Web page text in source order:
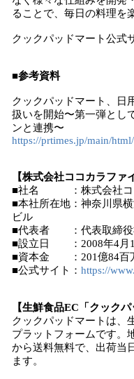
ることで、毎日の料理を
クックパッドマート公式
■参考資料
クックパッドマート、日
扱いを開始〜第一弾とし
ンと連携〜
https://prtimes.jp/main/
【株式会社ココカラファ
■社名 ：株式会社コ
■本社所在地：神奈川県
ビル
■代表者 ：代表取締役
■設立日 ：2008年4月1
■資本金 ：201億84百
■公式サイト： https://
【生鮮食品EC「クック
クックパッドマートは、
プラットフォームです。
から送料無料で、出荷当
ます。